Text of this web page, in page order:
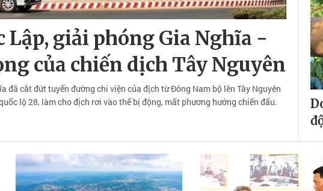
Lập, giải phóng Gia Nghĩa -
của chiến dịch Tây Nguyên
đã cắt đứt tuyến đường chi viện của địch từ Đông Nam bộ lên Tây Nguyên
lộ 28, làm cho địch rơi vào thế bị động, mất phương hướng chiến đấu.